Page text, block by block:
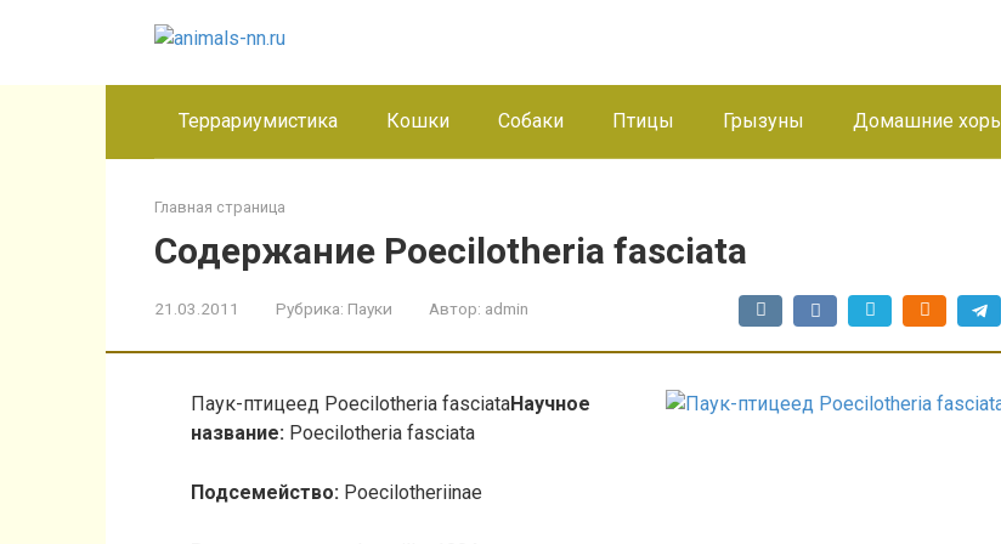
Террариумистика Кошки Собаки Птицы Грызуны Домашние
Главная страница
Содержание Poecilotheria fasciata
21.03.2011 Рубрика: Пауки Автор: admin
Паук-птицеед Poecilotheria fasciataНаучное
название: Poecilotheria fasciata
Подсемейство: Poecilotheriinae